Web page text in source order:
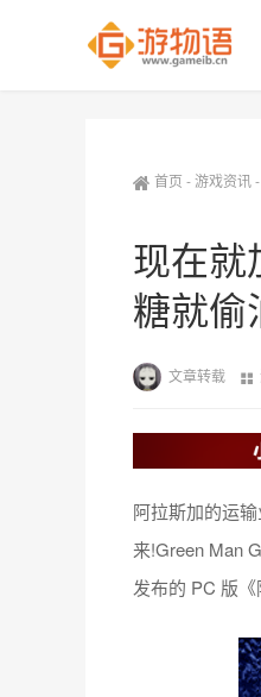
首页 -游戏资讯-
现在就
糖就偷
文章转载
阿拉斯加的运
来!Green Man
发布的 PC 版《